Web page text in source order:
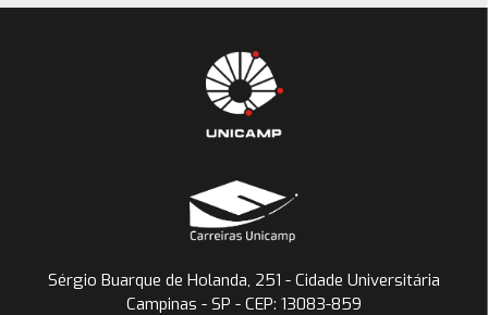
Sérgio Buarque de Holanda, 251 - Cidade Universitária
Campinas - SP - CEP: 13083-859